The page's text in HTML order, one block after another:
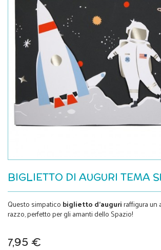
BIGLIETTO DI AUGURI TEMA
Questo simpatico biglietto d'auguriraffigura un
razzo, perfetto per gli amanti dello Spazio!
7,95 €